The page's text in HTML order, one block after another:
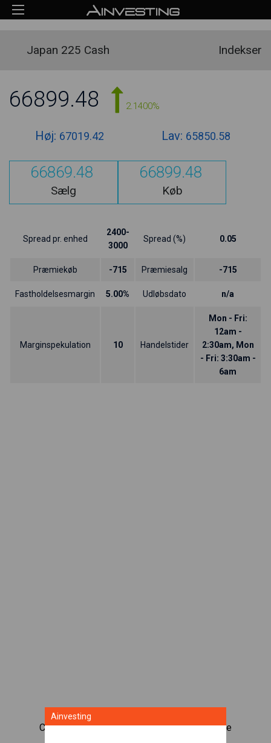
Japan 225 Cash Indekser
66899.48 2.1400%
Høj: 67019.42 Lav: 65850.58
66869.48
Sælg
66899.48
Køb
Spread pr. enhed
2400-
3000
Spread (%) 0.05
Præmiekøb -715 Præmiesalg -715
Fastholdelsesmargin 5.00% Udløbsdato n/a
Marginspekulation 10 Handelstider
Mon - Fri:
12am -
2:30am, Mon
- Fri: 3:30am -
6am
CFD-obligationshandel giver dig en bred vifte
Ainvesting